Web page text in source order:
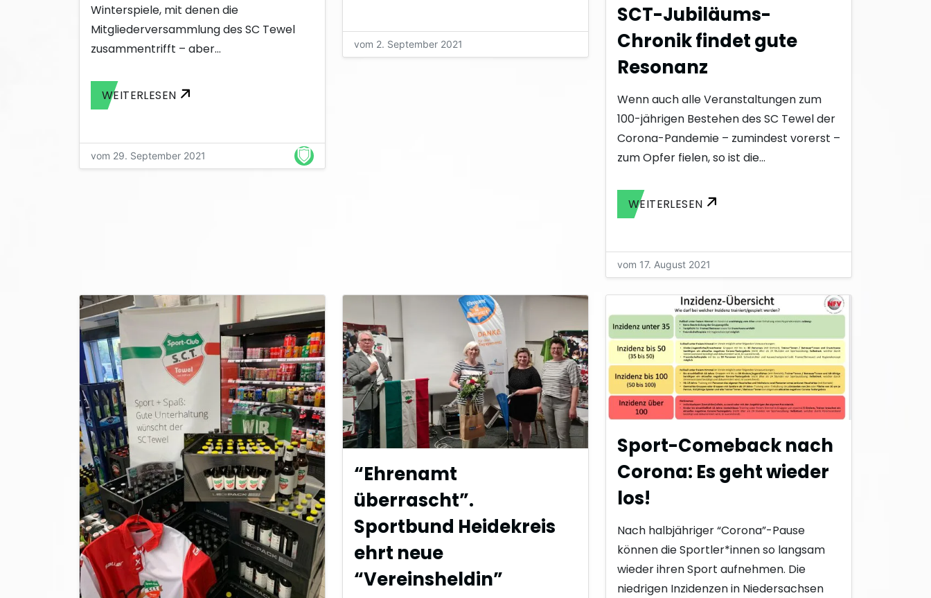
Winterspiele, mit denen die
Mitgliederversammlung des SC Tewel
zusammentrifft – aber…
WEITERLESEN
vom 29. September 2021
vom 2. September 2021
SCT-Jubiläums-
Chronik findet gute
Resonanz
Wenn auch alle Veranstaltungen zum
100-jährigen Bestehen des SC Tewel der
Corona-Pandemie – zumindest vorerst –
zum Opfer fielen, so ist die…
WEITERLESEN
vom 17. August 2021
“Ehrenamt
überrascht”.
Sportbund Heidekreis
ehrt neue
“Vereinsheldin”
Sport-Comeback nach
Corona: Es geht wieder
los!
Nach halbjähriger “Corona”-Pause
können die Sportler*innen so langsam
wieder ihren Sport aufnehmen. Die
niedrigen Inzidenzen in Niedersachsen